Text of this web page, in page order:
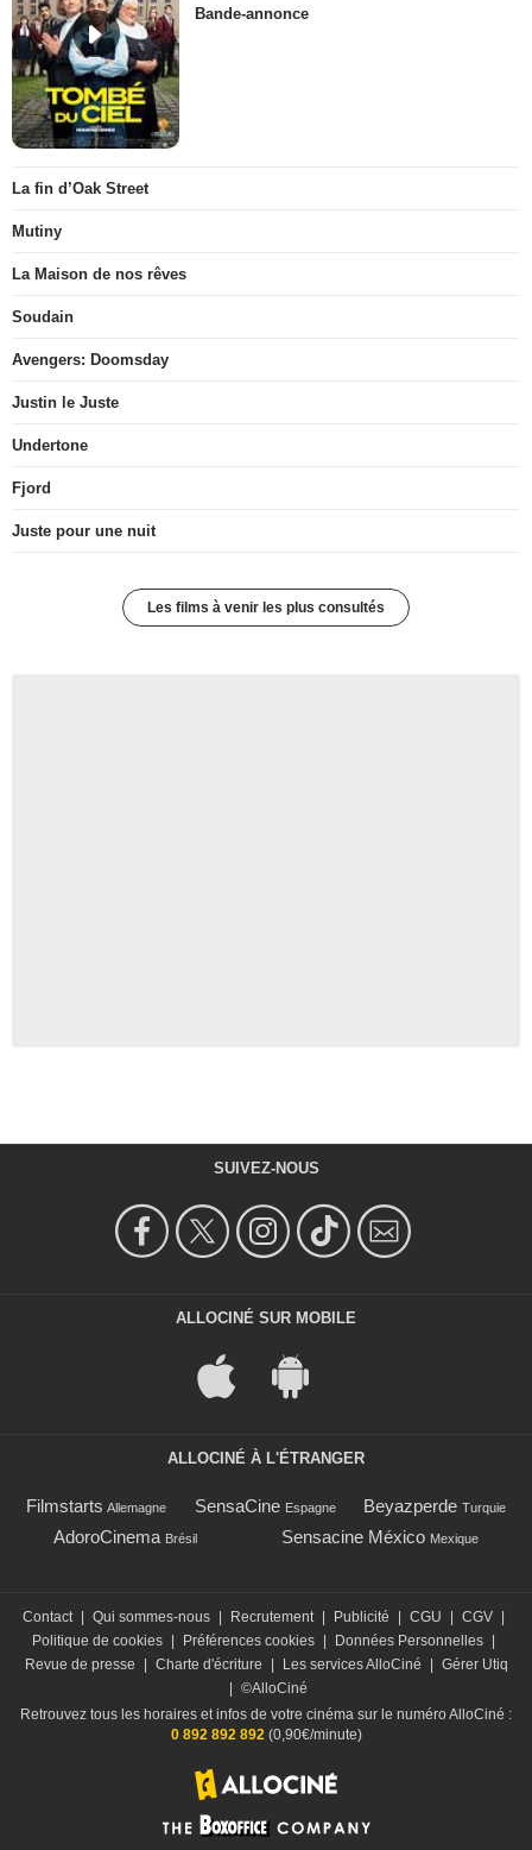
Bande-annonce
La fin d’Oak Street
Mutiny
La Maison de nos rêves
Soudain
Avengers: Doomsday
Justin le Juste
Undertone
Fjord
Juste pour une nuit
Les films à venir les plus consultés
SUIVEZ-NOUS
ALLOCINÉ SUR MOBILE
ALLOCINÉ À L'ÉTRANGER
Filmstarts Allemagne SensaCine Espagne Beyazperde Turquie
AdoroCinema Brésil Sensacine México Mexique
Contact Qui sommes-nous Recrutement Publicité CGU CGV
Politique de cookies
Préférences cookies Données Personnelles
Revue de presse
Charte d'écriture Les services AlloCiné
Gérer Utiq
©AlloCiné
Retrouvez tous les horaires et infos de votre cinéma sur le numéro AlloCiné :
0 892 892 892(0,90€/minute)